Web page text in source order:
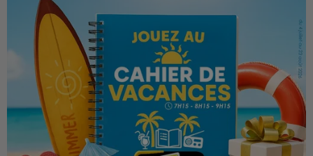
Vacances continue sur Radio Intensité ! Chaque
matin, de...